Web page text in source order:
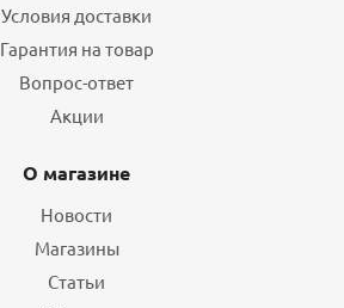
Условия доставки
Гарантия на товар
Вопрос-ответ
Акции
О магазине
Новости
Магазины
Статьи